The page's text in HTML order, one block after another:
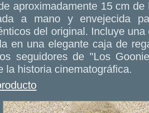
aproximadamente 15 cm
a mano y envejecida
del original. Incluye
en una elegante caja de
seguidores de "Los
la historia cinematográfica.